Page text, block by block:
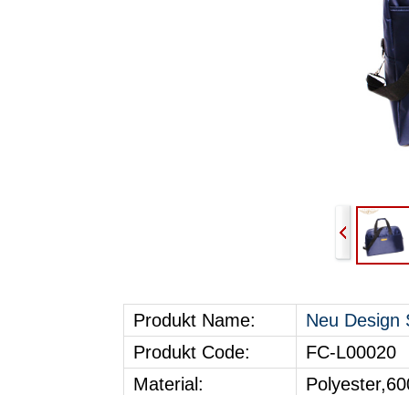
Produkt Name:
Neu Design
Produkt Code:
FC-L00020
Material: